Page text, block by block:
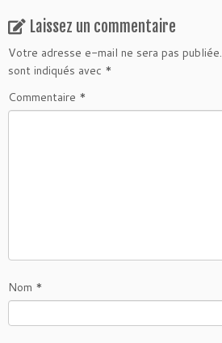
Laissez un commentaire
Votre adresse e-mail ne sera pas publiée.
sont indiqués avec *
Commentaire *
Nom *